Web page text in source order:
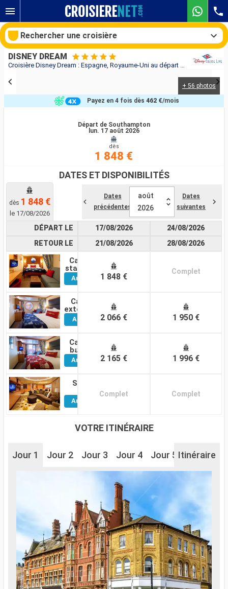
Croisière Disney Dream : Espagne, Royaume-Uni au départ de Southampton
DISNEY DREAM
+ 56 photos
Départ de Southampton
lun. 17 août 2026
dès
1 848 €
Payez en 4 fois dès 462 €/mois
DATES ET DISPONIBILITÉS
dès 1 848 €
le 17/08/2026
Dates
précédentes
août
2026
Dates
suivantes
DÉPART LE
RETOUR LE
Cabine
standard
Voir
Autres
Cabine
extérieure
Voir
Autres
Cabine
balcon
Voir
Autres
Suite
Autres
17/08/2026
21/08/2026
1 848 €
2 066 €
2 165 €
Complet
24/08/2026
28/08/2026
Complet
1 950 €
1 996 €
Complet
VOTRE ITINÉRAIRE
Jour 1 Jour 2 Jour 3 Jour 4 Jour 5 Itinéraire
Rechercher une croisière
Rechercher